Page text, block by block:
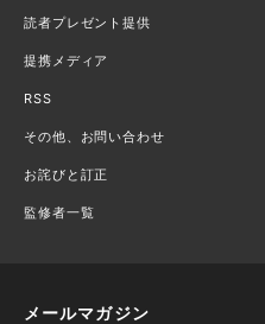
読者プレゼント提供
提携メディア
RSS
その他、お問い合わせ
お詫びと訂正
監修者一覧
メールマガジン